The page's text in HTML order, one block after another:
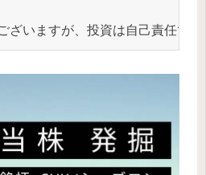
ざいますが、投資は自己責任で